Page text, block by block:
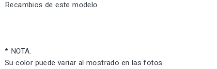
Recambios de este modelo.
* NOTA:
Su color puede variar al mostrado en las fotos